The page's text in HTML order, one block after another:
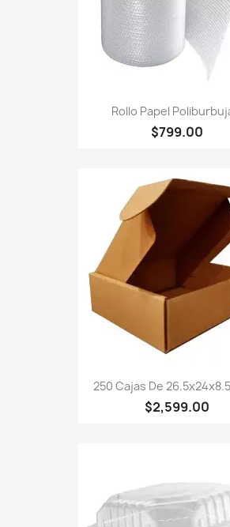
Rollo Papel
$799.00
250 Cajas De
$2,599.00